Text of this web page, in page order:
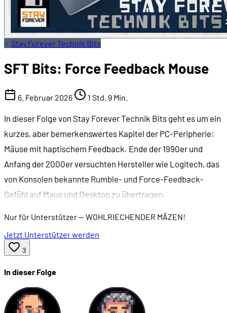
Stay Forever Technik Bits
SFT Bits: Force Feedback Mouse
6. Februar 2026 1 Std. 9 Min.
In dieser Folge von Stay Forever Technik Bits geht es um ein
kurzes, aber bemerkenswertes Kapitel der PC-Peripherie:
Mäuse mit haptischem Feedback. Ende der 1990er und
Anfang der 2000er versuchten Hersteller wie Logitech, das
von Konsolen bekannte Rumble- und Force-Feedback-
Gefühl auf Maus und Desktop zu übertragen.
Nur für Unterstützer— WOHLRIECHENDER MÄZEN!
Jetzt Unterstützer werden
3
In dieser Folge